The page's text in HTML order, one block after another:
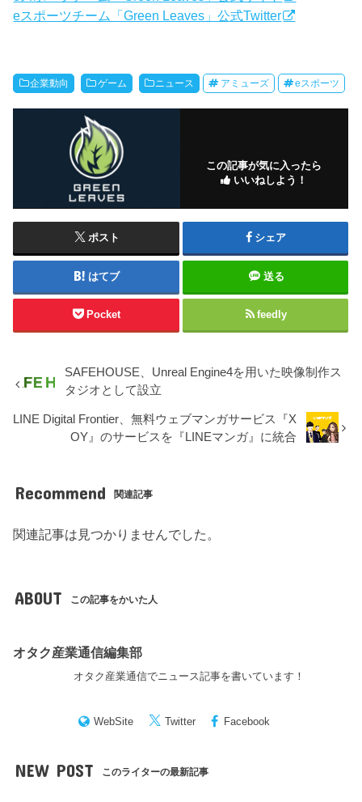
eスポーツチーム「Green Leaves」公式Twitter
企業動向 ゲーム ニュース アミューズ eスポーツ
この記事が気に入ったら
いいねしよう！
ポスト シェア
はてブ 送る
Pocket feedly
SAFEHOUSE、Unreal Engine4を用いた映像制作ス
タジオとして設立
LINE Digital Frontier、無料ウェブマンガサービス『X
OY』のサービスを『LINEマンガ』に統合
Recommend 関連記事
関連記事は見つかりませんでした。
ABOUT この記事をかいた人
オタク産業通信編集部
オタク産業通信でニュース記事を書いています！
WebSite Twitter Facebook
NEW POST このライターの最新記事